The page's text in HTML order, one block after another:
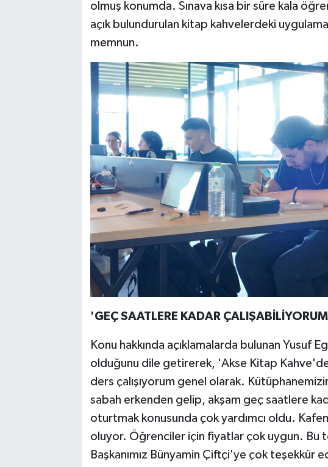
olmuş konumda. Sınava kısa bir süre kala
açık bulundurulan kitap kahvelerdeki
memnun.
'GEÇ SAATLERE KADAR
Konu hakkında açıklamalarda bulunan Yusuf
olduğunu dile getirerek, 'Akse Kitap
ders çalışıyorum genel olarak.
sabah erkenden gelip, akşam geç saatlere
oturtmak konusunda çok yardımcı oldu.
oluyor. Öğrenciler için fiyatlar çok uygun. Bu
Başkanımız Bünyamin Çiftçi'ye çok teşekkür